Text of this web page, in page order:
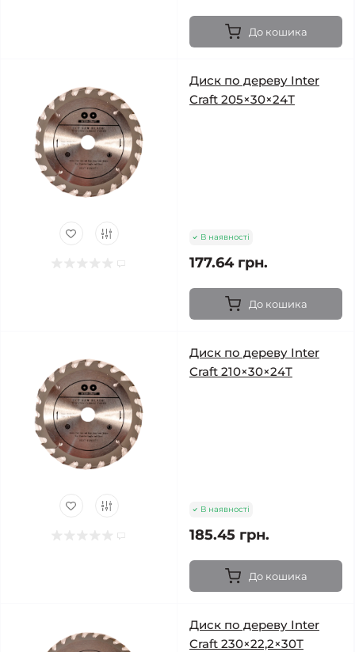
До кошика
Диск по дереву Inter
Craft 205×30×24Т
В наявності
177.64 грн.
До кошика
Диск по дереву Inter
Craft 210×30×24Т
В наявності
185.45 грн.
До кошика
Диск по дереву Inter
Craft 230×22,2×30Т